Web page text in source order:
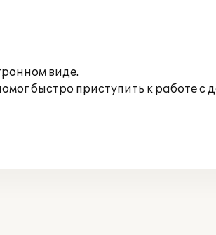
виде.
быстро приступить к работе